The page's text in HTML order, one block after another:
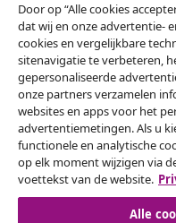
Onze sociale media
Herroeping van de
Een annulering voor je
Herroeping
Door op “Alle cookies
dat wij en onze advertentie-
cookies en vergelijkbare
sitenavigatie te verbeteren,
gepersonaliseerde
onze partners verzamelen
websites en apps voor het
advertentiemetingen. Als u
functionele en analytische
op elk moment wijzigen via
voettekst van de website.
Alle